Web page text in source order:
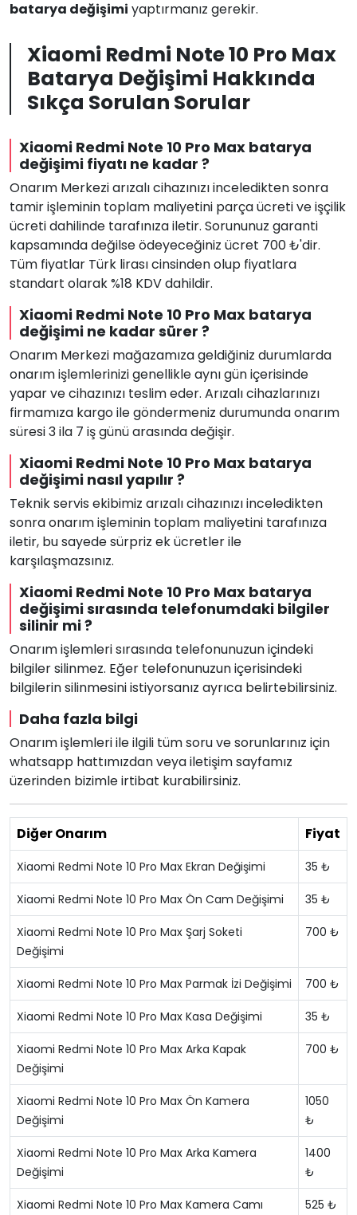
batarya değişimi yaptırmanız gerekir.
Xiaomi Redmi Note 10 Pro Max
Batarya Değişimi Hakkında
Sıkça Sorulan Sorular
Xiaomi Redmi Note 10 Pro Max batarya
değişimi fiyatı ne kadar ?
Onarım Merkezi arızalı cihazınızı inceledikten sonra
tamir işleminin toplam maliyetini parça ücreti ve işçilik
ücreti dahilinde tarafınıza iletir. Sorununuz garanti
kapsamında değilse ödeyeceğiniz ücret 700 ₺'dir.
Tüm fiyatlar Türk lirası cinsinden olup fiyatlara
standart olarak %18 KDV dahildir.
Xiaomi Redmi Note 10 Pro Max batarya
değişimi ne kadar sürer ?
Onarım Merkezi mağazamıza geldiğiniz durumlarda
onarım işlemlerinizi genellikle aynı gün içerisinde
yapar ve cihazınızı teslim eder. Arızalı cihazlarınızı
firmamıza kargo ile göndermeniz durumunda onarım
süresi 3 ila 7 iş günü arasında değişir.
Xiaomi Redmi Note 10 Pro Max batarya
değişimi nasıl yapılır ?
Teknik servis ekibimiz arızalı cihazınızı inceledikten
sonra onarım işleminin toplam maliyetini tarafınıza
iletir, bu sayede sürpriz ek ücretler ile
karşılaşmazsınız.
Xiaomi Redmi Note 10 Pro Max batarya
değişimi sırasında telefonumdaki bilgiler
silinir mi ?
Onarım işlemleri sırasında telefonunuzun içindeki
bilgiler silinmez. Eğer telefonunuzun içerisindeki
bilgilerin silinmesini istiyorsanız ayrıca belirtebilirsiniz.
Daha fazla bilgi
Onarım işlemleri ile ilgili tüm soru ve sorunlarınız için
whatsapp hattımızdan veya iletişim sayfamız
üzerinden bizimle irtibat kurabilirsiniz.
Diğer Onarım Fiyat
Xiaomi Redmi Note 10 Pro Max Ekran Değişimi 35 ₺
Xiaomi Redmi Note 10 Pro Max Ön Cam Değişimi 35 ₺
Xiaomi Redmi Note 10 Pro Max Şarj Soketi
Değişimi
700 ₺
Xiaomi Redmi Note 10 Pro Max Parmak İzi Değişimi 700 ₺
Xiaomi Redmi Note 10 Pro Max Kasa Değişimi 35 ₺
Xiaomi Redmi Note 10 Pro Max Arka Kapak
Değişimi
700 ₺
Xiaomi Redmi Note 10 Pro Max Ön Kamera
Değişimi
1050
₺
Xiaomi Redmi Note 10 Pro Max Arka Kamera
Değişimi
1400
₺
Xiaomi Redmi Note 10 Pro Max Kamera Camı
525 ₺